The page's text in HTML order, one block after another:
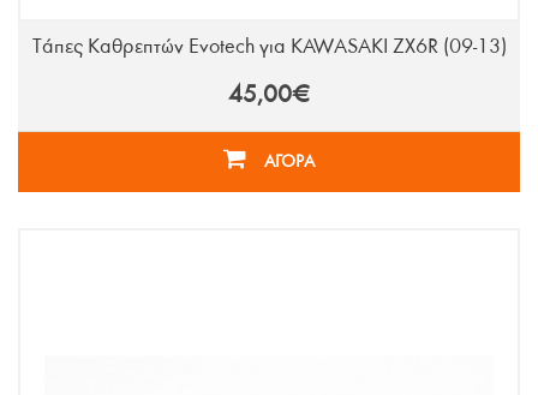
Τάπες Καθρεπτών Evotech για KAWASAKI ZX6R (09-13)
45,00€
ΑΓΟΡΑ